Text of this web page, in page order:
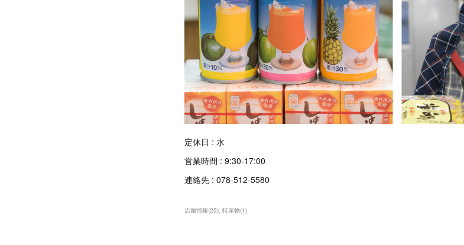
定休日 : 水
営業時間 : 9:30-17:00
連絡先 : 078-512-5580
店舗情報(25) 特産物(1)